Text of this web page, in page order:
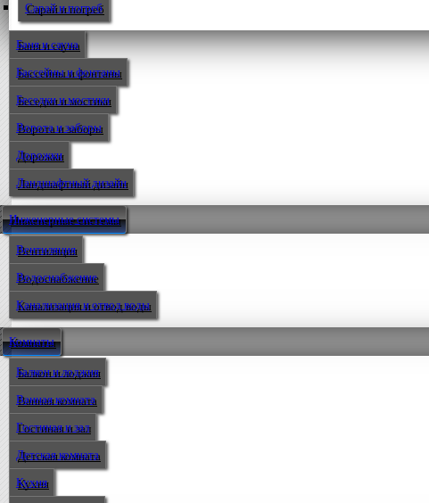
Сарай и погреб
Баня и сауна
Бассейны и фонтаны
Беседки и мостики
Ворота и заборы
Дорожки
Ландшафтный дизайн
Инженерные системы
Вентиляция
Водоснабжение
Канализация и отвод воды
Комнаты
Балкон и лоджия
Ванная комната
Гостиная и зал
Детская комната
Кухня